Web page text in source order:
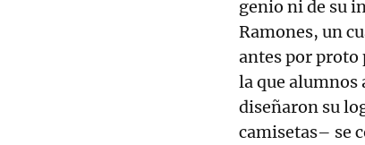
genio ni de su
Ramones, un
antes por
la que alumnos
diseñaron su
camisetas– se